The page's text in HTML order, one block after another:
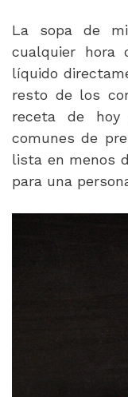
La sopa de
cualquier hora
líquido
resto de los
receta de
comunes de
lista en menos
para una